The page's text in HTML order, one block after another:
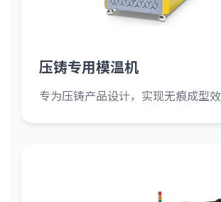
压铸专用模温机
专为压铸产品设计，实现无痕成型